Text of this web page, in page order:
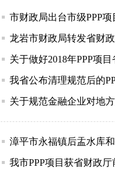
市财政局出台市级PPP
龙岩市财政局转发省财
关于做好2018年PPP项
我省公布清理规范后的
关于规范金融企业对地
漳平市永福镇后盂水库
我市PPP项目获省财政